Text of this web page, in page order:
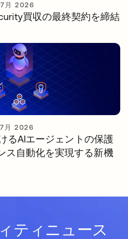
月 2026
買収の最終契約を締結
月 2026
るAIエージェントの保護
ス自動化を実現する新機
ティニュース